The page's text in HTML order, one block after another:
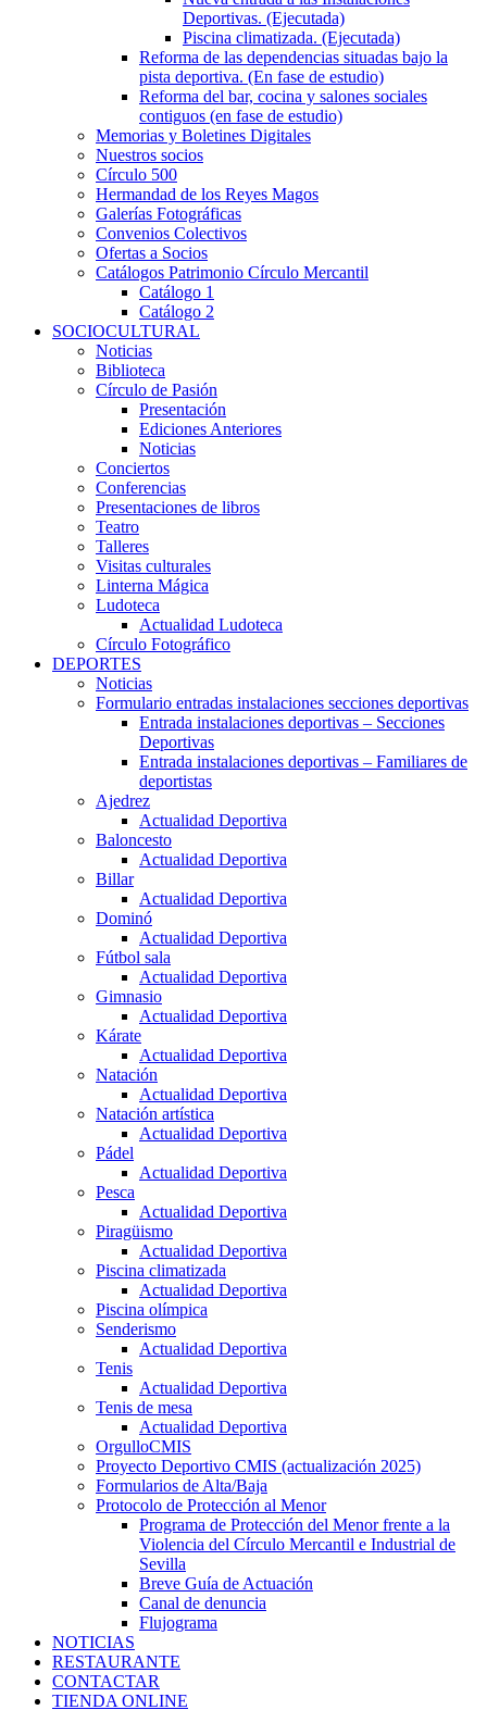
Deportivas. (Ejecutada)
Piscina climatizada. (Ejecutada)
Reforma de las dependencias situadas bajo la
pista deportiva. (En fase de estudio)
Reforma del bar, cocina y salones sociales
contiguos (en fase de estudio)
Memorias y Boletines Digitales
Nuestros socios
Círculo 500
Hermandad de los Reyes Magos
Galerías Fotográficas
Convenios Colectivos
Ofertas a Socios
Catálogos Patrimonio Círculo Mercantil
Catálogo 1
Catálogo 2
SOCIOCULTURAL
Noticias
Biblioteca
Círculo de Pasión
Presentación
Ediciones Anteriores
Noticias
Conciertos
Conferencias
Presentaciones de libros
Teatro
Talleres
Visitas culturales
Linterna Mágica
Ludoteca
Actualidad Ludoteca
Círculo Fotográfico
DEPORTES
Noticias
Formulario entradas instalaciones secciones deportivas
Entrada instalaciones deportivas – Secciones
Deportivas
Entrada instalaciones deportivas – Familiares de
deportistas
Ajedrez
Actualidad Deportiva
Baloncesto
Actualidad Deportiva
Billar
Actualidad Deportiva
Dominó
Actualidad Deportiva
Fútbol sala
Actualidad Deportiva
Gimnasio
Actualidad Deportiva
Kárate
Actualidad Deportiva
Natación
Actualidad Deportiva
Natación artística
Actualidad Deportiva
Pádel
Actualidad Deportiva
Pesca
Actualidad Deportiva
Piragüismo
Actualidad Deportiva
Piscina climatizada
Actualidad Deportiva
Piscina olímpica
Senderismo
Actualidad Deportiva
Tenis
Actualidad Deportiva
Tenis de mesa
Actualidad Deportiva
OrgulloCMIS
Proyecto Deportivo CMIS (actualización 2025)
Formularios de Alta/Baja
Protocolo de Protección al Menor
Programa de Protección del Menor frente a la
Violencia del Círculo Mercantil e Industrial de
Sevilla
Breve Guía de Actuación
Canal de denuncia
Flujograma
NOTICIAS
RESTAURANTE
CONTACTAR
TIENDA ONLINE